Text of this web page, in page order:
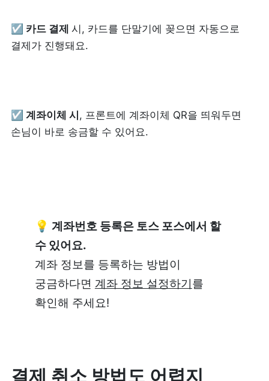
☑️ 카드 결제 시, 카드를 단말기에 꽂으면 자동으로
결제가 진행돼요.
☑️ 계좌이체 시 , 프론트에 계좌이체 QR을 띄워두면
손님이 바로 송금할 수 있어요.
💡 계좌번호 등록은 토스 포스에서 할
수 있어요.
계좌 정보를 등록하는 방법이
궁금하다면 계좌 정보 설정하기를
확인해 주세요!
결제 취소 방법도 어렵지